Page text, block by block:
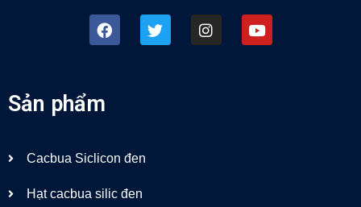
Sản phẩm
Cacbua Siclicon đen
Hạt cacbua silic đen